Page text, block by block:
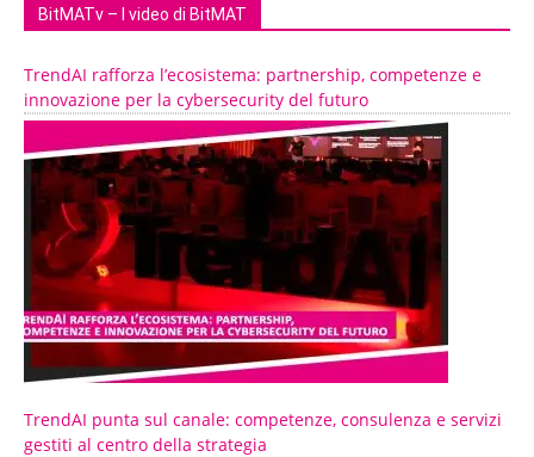
BitMATv – I video di BitMAT
TrendAI rafforza l’ecosistema: partnership, competenze e
innovazione per la cybersecurity del futuro
TrendAI punta sul canale: competenze, consulenza e servizi
gestiti al centro della strategia